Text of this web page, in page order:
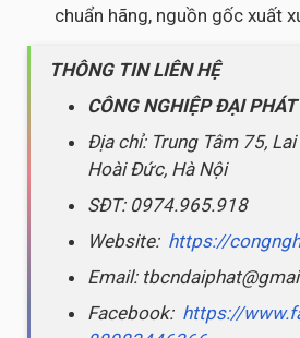
chuẩn hãng, nguồn gốc xuất
THÔNG TIN LIÊN HỆ
CÔNG NGHIỆP ĐẠI PHÁT
Địa chỉ: Trung Tâm 75,
Hoài Đức, Hà Nội
SĐT: 0974.965.918
Website: https://
Email:
Facebook: https://